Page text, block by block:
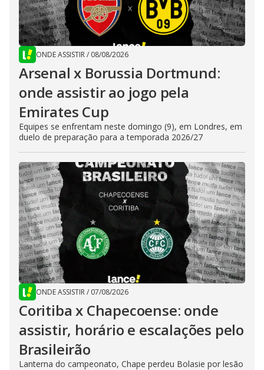
ONDE ASSISTIR/ 08/08/2026
Arsenal x Borussia Dortmund:
onde assistir ao jogo pela
Emirates Cup
Equipes se enfrentam neste domingo (9), em Londres, em
duelo de preparação para a temporada 2026/27
ONDE ASSISTIR/ 07/08/2026
Coritiba x Chapecoense: onde
assistir, horário e escalações pelo
Brasileirão
Lanterna do campeonato, Chape perdeu Bolasie por lesão